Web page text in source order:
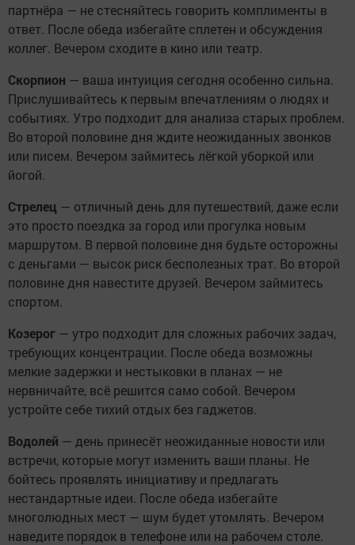
партнёра — не стесняйтесь говорить комплименты в
ответ. После обеда избегайте сплетен и обсуждения
коллег. Вечером сходите в кино или театр.
Скорпион — ваша интуиция сегодня особенно сильна.
Прислушивайтесь к первым впечатлениям о людях и
событиях. Утро подходит для анализа старых проблем.
Во второй половине дня ждите неожиданных звонков
или писем. Вечером займитесь лёгкой уборкой или
йогой.
Стрелец — отличный день для путешествий, даже если
это просто поездка за город или прогулка новым
маршрутом. В первой половине дня будьте осторожны
с деньгами — высок риск бесполезных трат. Во второй
половине дня навестите друзей. Вечером займитесь
спортом.
Козерог — утро подходит для сложных рабочих задач,
требующих концентрации. После обеда возможны
мелкие задержки и нестыковки в планах — не
нервничайте, всё решится само собой. Вечером
устройте себе тихий отдых без гаджетов.
Водолей — день принесёт неожиданные новости или
встречи, которые могут изменить ваши планы. Не
бойтесь проявлять инициативу и предлагать
нестандартные идеи. После обеда избегайте
многолюдных мест — шум будет утомлять. Вечером
наведите порядок в телефоне или на рабочем столе.